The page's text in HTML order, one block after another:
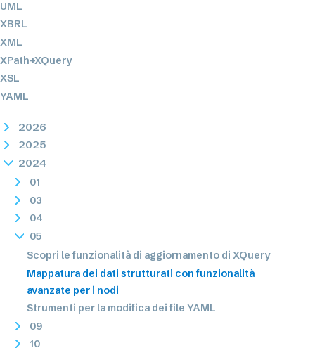
UML
XBRL
XML
XPath+XQuery
XSL
YAML
2026
2025
2024
01
03
04
05
Scopri le funzionalità di aggiornamento di XQuery
Mappatura dei dati strutturati con funzionalità
avanzate per i nodi
Strumenti per la modifica dei file YAML
09
10